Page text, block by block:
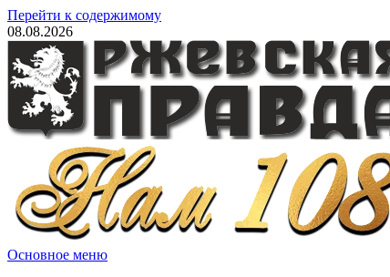
Перейти к содержимому
08.08.2026
Основное меню